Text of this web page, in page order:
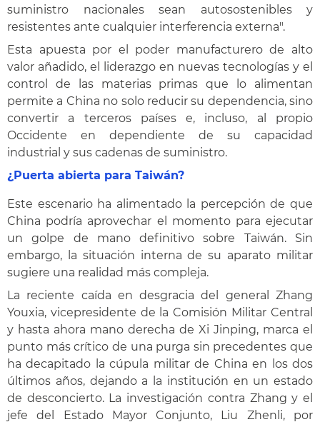
suministro nacionales sean autosostenibles y
resistentes ante cualquier interferencia externa".
Esta apuesta por el poder manufacturero de alto
valor añadido, el liderazgo en nuevas tecnologías y el
control de las materias primas que lo alimentan
permite a China no solo reducir su dependencia, sino
convertir a terceros países e, incluso, al propio
Occidente en dependiente de su capacidad
industrial y sus cadenas de suministro.
¿Puerta abierta para Taiwán?
Este escenario ha alimentado la percepción de que
China podría aprovechar el momento para ejecutar
un golpe de mano definitivo sobre Taiwán. Sin
embargo, la situación interna de su aparato militar
sugiere una realidad más compleja.
La reciente caída en desgracia del general Zhang
Youxia, vicepresidente de la Comisión Militar Central
y hasta ahora mano derecha de Xi Jinping, marca el
punto más crítico de una purga sin precedentes que
ha decapitado la cúpula militar de China en los dos
últimos años, dejando a la institución en un estado
de desconcierto. La investigación contra Zhang y el
jefe del Estado Mayor Conjunto, Liu Zhenli, por